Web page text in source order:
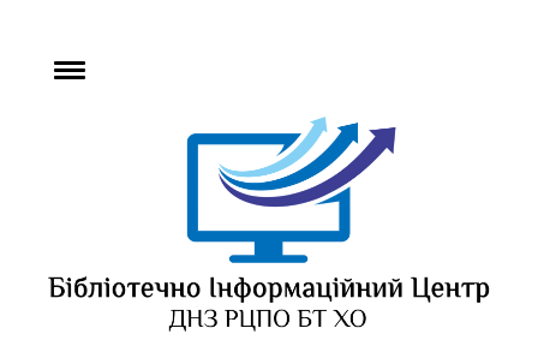
БІЦ ДНЗ РЦПО БТ